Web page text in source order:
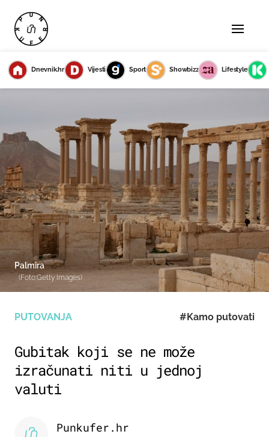
Dnevnik.hr Vijesti Sport Showbizz Lifestyle
PUTOVANJA #Kamo putovati
Gubitak koji se ne može
izračunati niti u jednoj
valuti
Punkufer.hr
Palmira
(Foto:Getty Images)